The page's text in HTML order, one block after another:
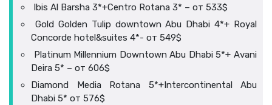
Ibis Al Barsha 3*+Centro Rotana 3* – от 533$
Gold Golden Tulip downtown Abu Dhabi 4*+ Royal
Concorde hotel&suites 4*- от 549$
Platinum Millennium Downtown Abu Dhabi 5*+ Avani
Deira 5* – от 606$
Diamond Media Rotana 5*+Intercontinental Abu
Dhabi 5* от 576$